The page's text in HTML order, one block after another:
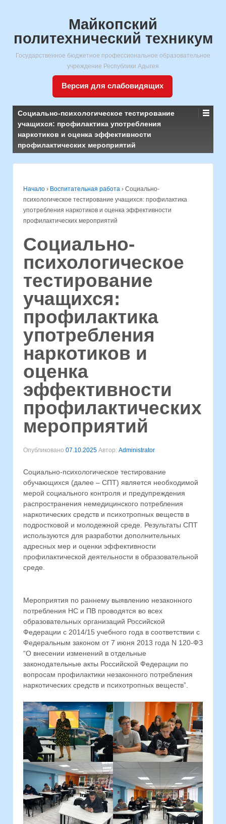
Майкопский
политехнический техникум
Государственное бюджетное профессиональное образовательное
учреждение Республики Адыгея
Версия для слабовидящих
Социально-психологическое тестирование
учащихся: профилактика употребления
наркотиков и оценка эффективности
профилактических мероприятий
Начало › Воспитательная работа › Социально-
психологическое тестирование учащихся: профилактика
употребления наркотиков и оценка эффективности
профилактических мероприятий
Социально-
психологическое
тестирование
учащихся:
профилактика
употребления
наркотиков и
оценка
эффективности
профилактических
мероприятий
Опубликовано 07.10.2025 Автор: Administrator
Социально-психологическое тестирование
обучающихся (далее – СПТ) является необходимой
мерой социального контроля и предупреждения
распространения немедицинского потребления
наркотических средств и психотропных веществ в
подростковой и молодежной среде. Результаты СПТ
используются для разработки дополнительных
адресных мер и оценки эффективности
профилактической деятельности в образовательной
среде.
Мероприятия по раннему выявлению незаконного
потребления НС и ПВ проводятся во всех
образовательных организаций Российской
Федерации с 2014/15 учебного года в соответствии с
Федеральным законом от 7 июня 2013 года N 120-ФЗ
“О внесении изменений в отдельные
законодательные акты Российской Федерации по
вопросам профилактики незаконного потребления
наркотических средств и психотропных веществ”.